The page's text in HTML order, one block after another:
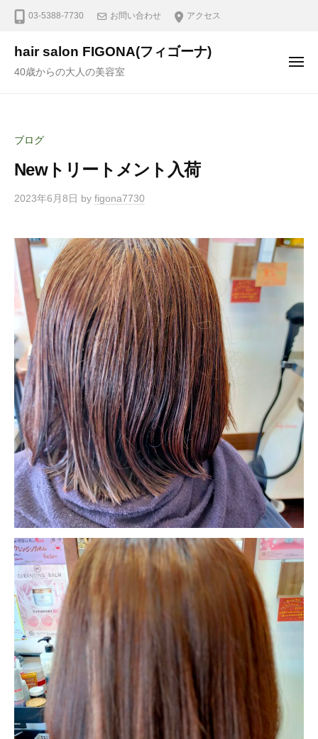
03-5388-7730 お問い合わせ アクセス
hair salon FIGONA(フィゴーナ)
40歳からの大人の美容室
ブログ
Newトリートメント入荷
2023年6月8日 by figona7730